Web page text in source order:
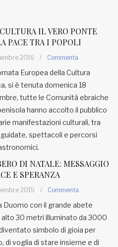
C.
IL VERO PONTE
PACE TRA I POPOLI
2016 / Commenta
Europea della Cultura
si è tenuta domenica 18
tutte le Comunità ebraiche
hanno accolto il pubblico
manifestazioni culturali, tra
spettacoli e percorsi
DI NATALE: MESSAGGIO
E SPERANZA
2015 / Commenta
Duomo con il grande abete
30 metri illuminato da 3000
simbolo di gioia per
di voglia di stare insieme e di